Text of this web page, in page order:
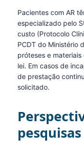
Pacientes com AR
especializado pelo
custo (Protocolo
PCDT do Ministério
próteses e
lei. Em casos de
de prestação
solicitado.
pesquisas